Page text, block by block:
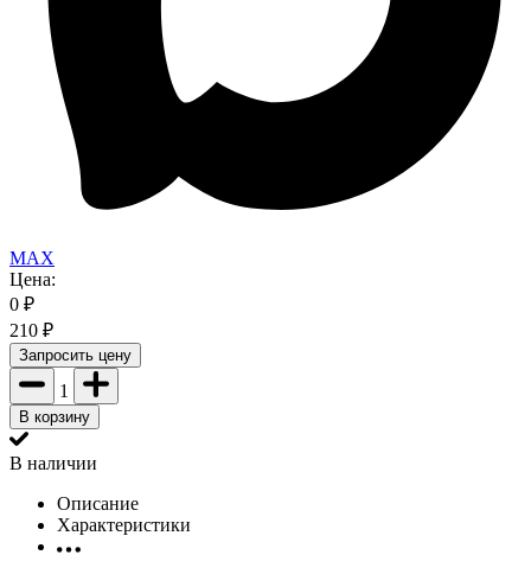
MAX
Цена:
0 ₽
210 ₽
Запросить цену
1
В корзину
В наличии
Описание
Характеристики